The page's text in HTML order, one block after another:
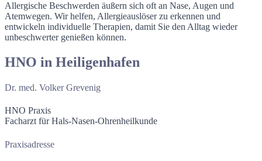
Allergische Beschwerden äußern sich oft an Nase, Augen und
Atemwegen. Wir helfen, Allergieauslöser zu erkennen und
entwickeln individuelle Therapien, damit Sie den Alltag wieder
unbeschwerter genießen können.
HNO in Heiligenhafen
Dr. med. Volker Grevenig
HNO Praxis
Facharzt für Hals-Nasen-Ohrenheilkunde
Praxisadresse